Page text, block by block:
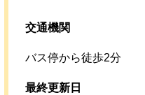
交通機関
バス停から徒歩2分
最終更新日